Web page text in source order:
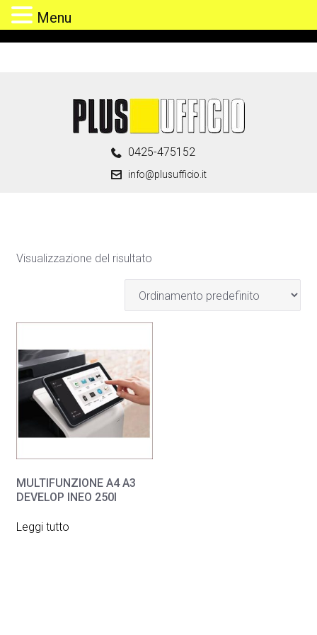
0425-475152
info@plusufficio.it
Visualizzazione del risultato
MULTIFUNZIONE A4 A3
DEVELOP INEO 250I
Leggi tutto
Menu